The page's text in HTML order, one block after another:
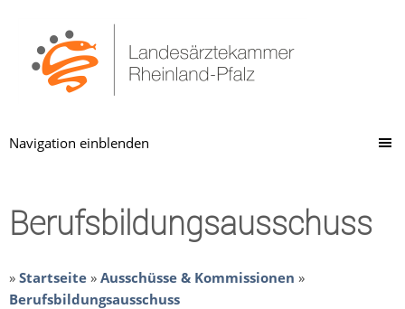
Navigation einblenden
Berufsbildungsausschuss
» Startseite » Ausschüsse & Kommissionen »
Berufsbildungsausschuss